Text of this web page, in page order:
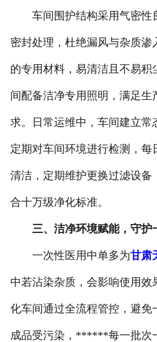
车间围护结构采用气密性
密封处理，杜绝漏风与杂质渗
的专用材料，易清洁且不易积
间配备洁净专用照明，满足生
求。日常运维中，车间建立常
定期对车间环境进行检测，每
清洁，定期维护更换过滤设备
合十万级净化标准。
三、洁净环境赋能，守护
一次性医用中单多为甘肃
中若沾染杂质，会影响使用效
化车间通过全流程管控，避免
成品受污染，******每一批次